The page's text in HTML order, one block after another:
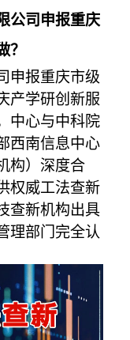
公司申报重庆
申报重庆市级
产学研创新服
中心与中科院
西南信息中心
构）深度合
权威工法查新
查新机构出具
理部门完全认